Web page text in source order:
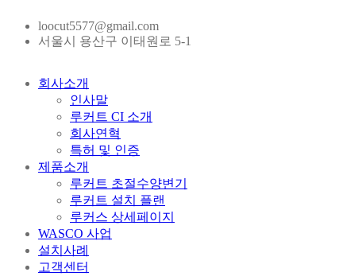
loocut5577@gmail.com
서울시 용산구 이태원로 5-1
회사소개
인사말
루커트 CI 소개
회사연혁
특허 및 인증
제품소개
루커트 초절수양변기
루커트 설치 플랜
루커스 상세페이지
WASCO 사업
설치사례
고객센터